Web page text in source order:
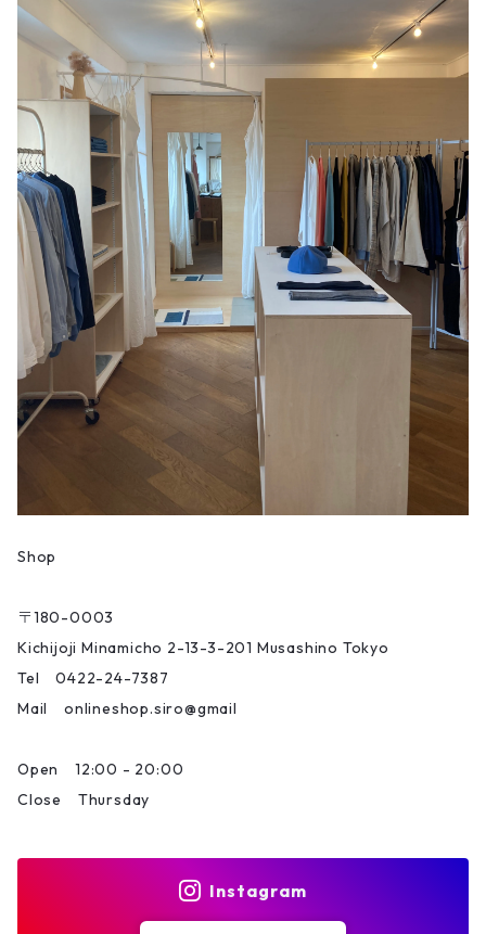
Shop
〒180-0003
Kichijoji Minamicho 2-13-3-201 Musashino Tokyo
Tel 0422-24-7387
Mail onlineshop.siro@gmail
Open 12:00 - 20:00
Close Thursday
Instagram